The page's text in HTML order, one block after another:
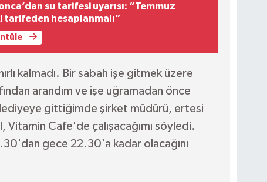
su tarifesi uyarısı: “Temmuz
tarifeden hesaplanmalı”
kalmadı. Bir sabah işe gitmek üzere
arandım ve işe uğramadan önce
gittiğimde şirket müdürü, ertesi
Cafe'de çalışacağımı söyledi.
gece 22.30'a kadar olacağını